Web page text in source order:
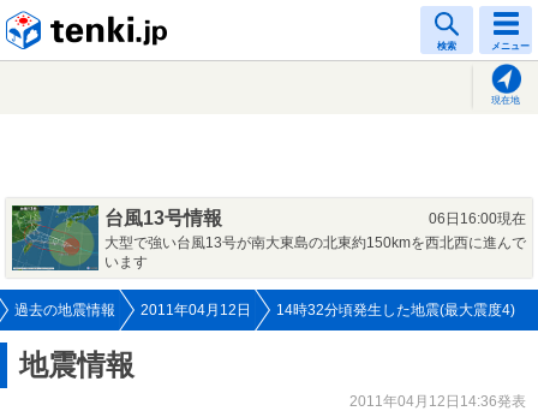
検索 メニュー
現在地
台風13号情報
06日16:00現在
大型で強い台風13号が南大東島の北東約150kmを西北西に進んで
います
過去の地震情報 2011年04月12日 14時32分頃発生した地震(最大震度4)
地震情報
2011年04月12日14:36発表